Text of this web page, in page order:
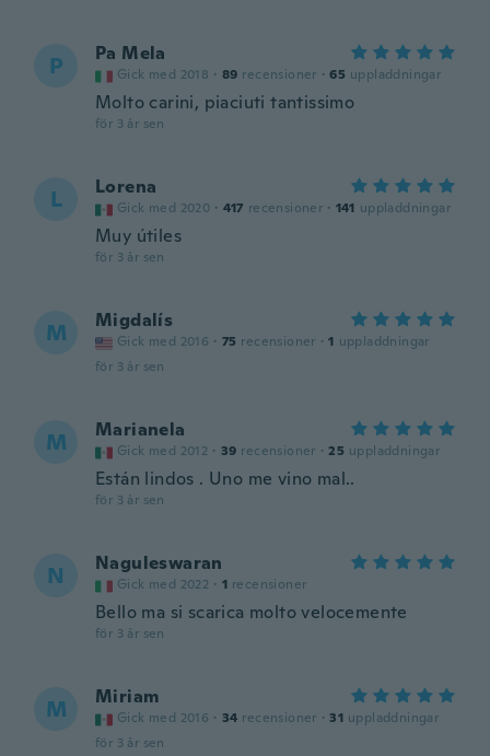
P Pa Mela
Gick med 2018 · 89 recensioner · 65 uppladdningar
Molto carini, piaciuti tantissimo
för 3 år sen
L Lorena
Gick med 2020 · 417 recensioner · 141 uppladdningar
Muy útiles
för 3 år sen
M Migdalís
Gick med 2016 · 75 recensioner · 1 uppladdningar
för 3 år sen
M Marianela
Gick med 2012 · 39 recensioner · 25 uppladdningar
Están lindos . Uno me vino mal..
för 3 år sen
N Naguleswaran
Gick med 2022 · 1 recensioner
Bello ma si scarica molto velocemente
för 3 år sen
M Miriam
Gick med 2016 · 34 recensioner · 31 uppladdningar
för 3 år sen